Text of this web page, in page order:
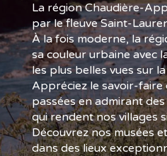
La région Chaudière-
par le fleuve Saint-
À la fois moderne, la
sa couleur urbaine avec
les plus belles vues sur
Appréciez le savoir-faire
passées en admirant
qui rendent nos villages
Découvrez nos musées
dans des lieux